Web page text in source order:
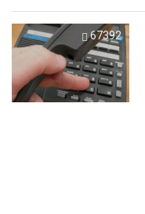
67392